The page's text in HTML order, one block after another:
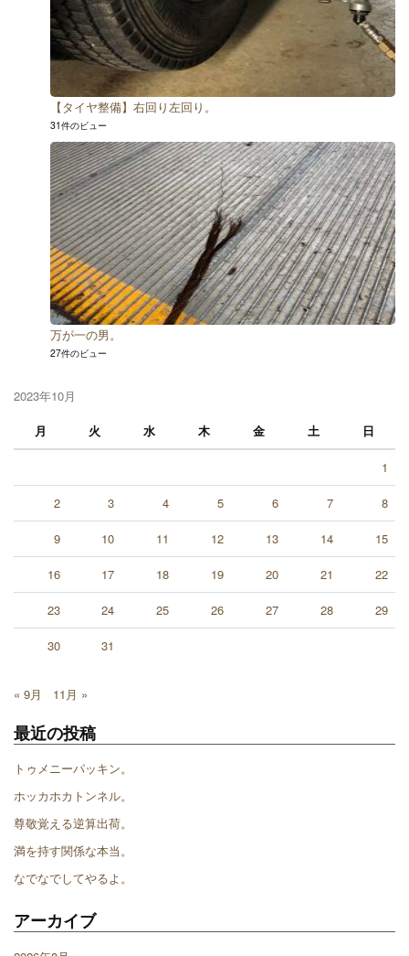
【タイヤ整備】右回り左回り。
31件のビュー
万が一の男。
27件のビュー
2023年10月
月
火 水 木 金 土 日
1
2 3 4 5 6 7 8
9 10 11 12 13 14 15
16 17 18 19 20 21 22
23 24 25 26 27 28 29
30 31
« 9月 11月 »
最近の投稿
トゥメニーパッキン。
ホッカホカトンネル。
尊敬覚える逆算出荷。
満を持す関係な本当。
なでなでしてやるよ。
アーカイブ